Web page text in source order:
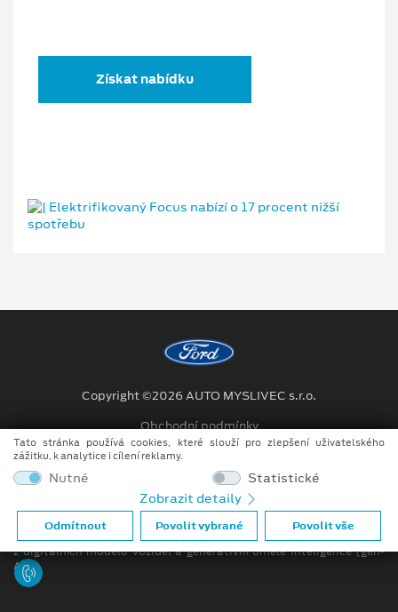
Získat nabídku
Copyright ©2026 AUTO MYSLIVEC s.r.o.
Obchodní podmínky
Ochrana osobních údajů
Prohlášení o zpracování údajů konečných zákazníků
Při tvorbě videí a obrázků na tomto webu je využíváno kombinace
tradičních fotografií či videí, počítačem generovaných snímků (CGI)
z digitálních modelů vozidel a generativní umělé inteligence (gen-
AI).
Tato stránka používá cookies, které slouží pro zlepšení uživatelského
zážitku, k analytice i cílení reklamy.
Nutné
Statistické
Zobrazit detaily
Odmítnout Povolit vybrané Povolit vše